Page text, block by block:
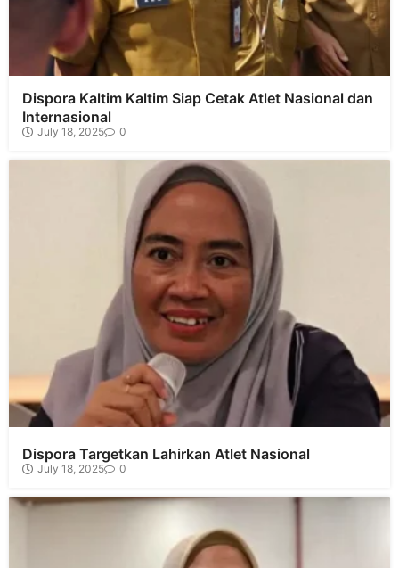
Dispora Kaltim Kaltim Siap Cetak Atlet Nasional dan
Internasional
July 18, 2025 0
Dispora Targetkan Lahirkan Atlet Nasional
July 18, 2025 0